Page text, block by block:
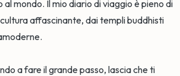
al mondo. Il mio diario di viaggio è pieno di
affascinante, dai templi buddhisti
a fare il grande passo, lascia che ti